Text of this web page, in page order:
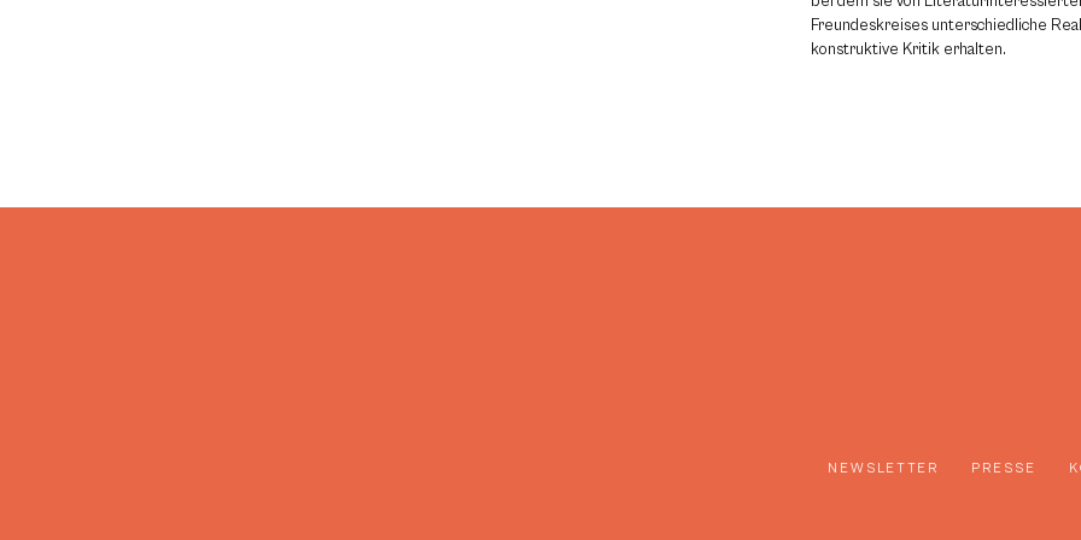
Freundeskreises unterschiedliche
konstruktive Kritik erhalten.
NEWSLETTER PRESSE